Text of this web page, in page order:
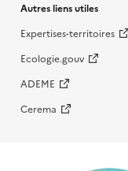
Autres liens utiles
Expertises-territoires
Ecologie.gouv
ADEME
Cerema